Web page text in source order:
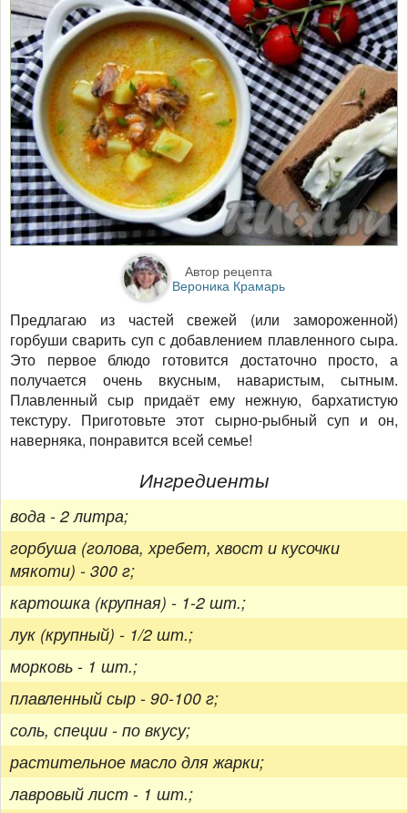
Автор рецепта
Вероника Крамарь
Предлагаю из частей свежей (или замороженной)
горбуши сварить суп с добавлением плавленного сыра.
Это первое блюдо готовится достаточно просто, а
получается очень вкусным, наваристым, сытным.
Плавленный сыр придаёт ему нежную, бархатистую
текстуру. Приготовьте этот сырно-рыбный суп и он,
наверняка, понравится всей семье!
Ингредиенты
вода - 2 литра;
горбуша (голова, хребет, хвост и кусочки
мякоти) - 300 г;
картошка (крупная) - 1-2 шт.;
лук (крупный) - 1/2 шт.;
морковь - 1 шт.;
плавленный сыр - 90-100 г;
соль, специи - по вкусу;
растительное масло для жарки;
лавровый лист - 1 шт.;